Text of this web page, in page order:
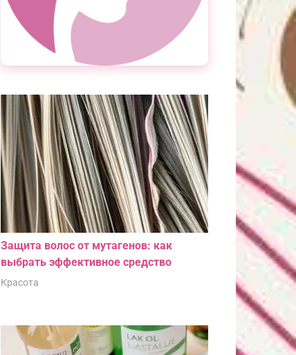
Защита волос от мутагенов: как
выбрать эффективное средство
Красота